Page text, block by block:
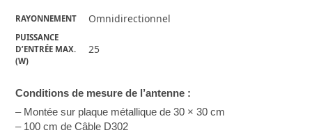
RAYONNEMENT Omnidirectionnel
PUISSANCE
D’ENTRÉE MAX.
(W)
25
Conditions de mesure de l’antenne :
– Montée sur plaque métallique de 30 × 30 cm
– 100 cm de Câble D302